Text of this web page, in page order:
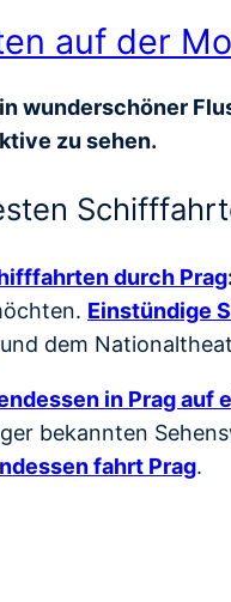
auf der
wunderschöner
zu sehen.
durch Prag:
Einstündige
dem
in Prag auf
bekannten
fahrt Prag.